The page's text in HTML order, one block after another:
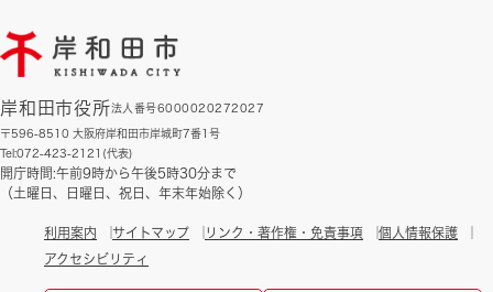
岸和田市役所法人番号6000020272027
〒596-8510 大阪府岸和田市岸城町7番1号
Tel:072-423-2121(代表)
開庁時間:午前9時から午後5時30分まで
（土曜日、日曜日、祝日、年末年始除く）
利用案内 サイトマップ リンク・著作権・免責事項
個人情報保護
アクセシビリティ